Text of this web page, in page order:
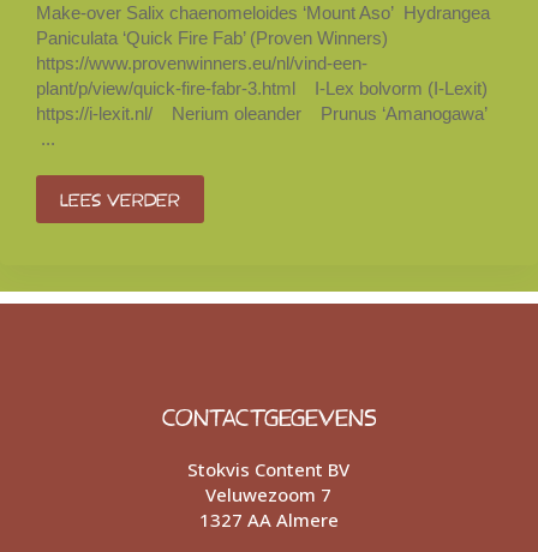
Make-over Salix chaenomeloides ‘Mount Aso’ Hydrangea
Paniculata ‘Quick Fire Fab’ (Proven Winners)
https://www.provenwinners.eu/nl/vind-een-
plant/p/view/quick-fire-fabr-3.html I-Lex bolvorm (I-Lexit)
https://i-lexit.nl/ Nerium oleander Prunus ‘Amanogawa’
...
Lees verder
CONTACTGEGEVENS
Stokvis Content BV
Veluwezoom 7
1327 AA Almere